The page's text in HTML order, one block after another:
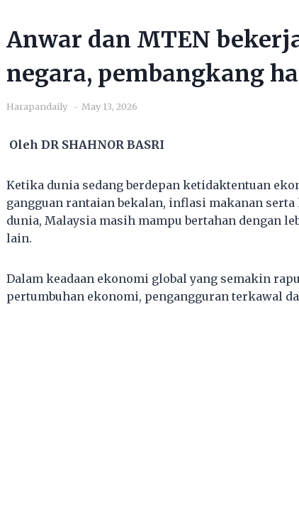
Anwar dan MTEN
negara, pembangkang
Harapandaily May 13, 2026
Oleh DR SHAHNOR BASRI
Ketika dunia sedang berdepan ketidaktentuan
gangguan rantaian bekalan, inflasi makanan
dunia, Malaysia masih mampu bertahan dengan
lain.
Dalam keadaan ekonomi global yang semakin
pertumbuhan ekonomi, pengangguran terkawal